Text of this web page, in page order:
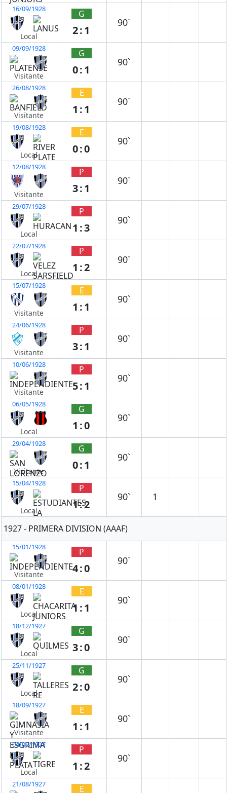
16/09/1928
Local
G
2:1
90`
09/09/1928
Visitante
G
0:1
90`
26/08/1928
Visitante
E
1:1
90`
19/08/1928
Local
E
0:0
90`
12/08/1928
Visitante
P
3:1
90`
29/07/1928
Local
P
1:3
90`
22/07/1928
Local
P
1:2
90`
15/07/1928
Visitante
E
1:1
90`
24/06/1928
Visitante
P
3:1
90`
10/06/1928
Visitante
P
5:1
90`
06/05/1928
Local
G
1:0
90`
29/04/1928
Visitante
G
0:1
90`
15/04/1928
Local
P
1:2
90` 1
1927 - PRIMERA DIVISION (AAAF)
15/01/1928
Visitante
P
4:0
90`
08/01/1928
Local
E
1:1
90`
18/12/1927
Local
G
3:0
90`
25/11/1927
Local
G
2:0
90`
18/09/1927
Visitante
E
1:1
90`
04/09/1927
Local
P
1:2
90`
21/08/1927 E